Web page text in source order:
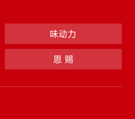
味动力
恩 赐